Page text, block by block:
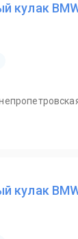
кулак
кулак